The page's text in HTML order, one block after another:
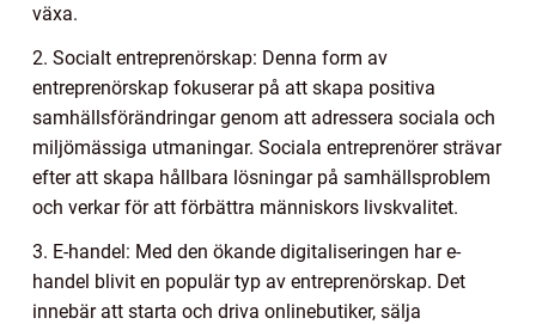
växa.
2. Socialt entreprenörskap: Denna form av
entreprenörskap fokuserar på att skapa positiva
samhällsförändringar genom att adressera sociala och
miljömässiga utmaningar. Sociala entreprenörer strävar
efter att skapa hållbara lösningar på samhällsproblem
och verkar för att förbättra människors livskvalitet.
3. E-handel: Med den ökande digitaliseringen har e-
handel blivit en populär typ av entreprenörskap. Det
innebär att starta och driva onlinebutiker, sälja